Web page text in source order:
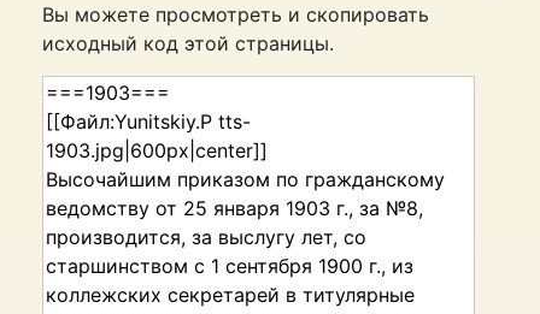
Вы можете просмотреть и скопировать
исходный код этой страницы.